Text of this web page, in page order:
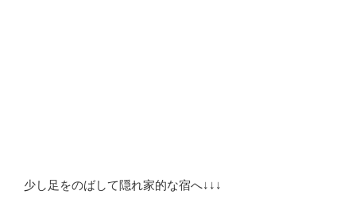
少し足をのばして隠れ家的な宿へ↓↓↓